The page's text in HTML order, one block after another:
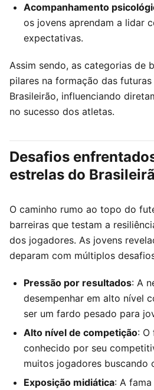
Acompanhamento
os jovens aprendam a lidar
expectativas.
Assim sendo, as categorias de
pilares na formação das
Brasileirão, influenciando
no sucesso dos atletas.
Desafios
estrelas do
O caminho rumo ao topo do
barreiras que testam a
dos jogadores. As jovens
deparam com múltiplos
Pressão por resultados: A
desempenhar em alto nível
ser um fardo pesado para
Alto nível de competição: O
conhecido por seu
muitos jogadores buscando
Exposição midiática: A